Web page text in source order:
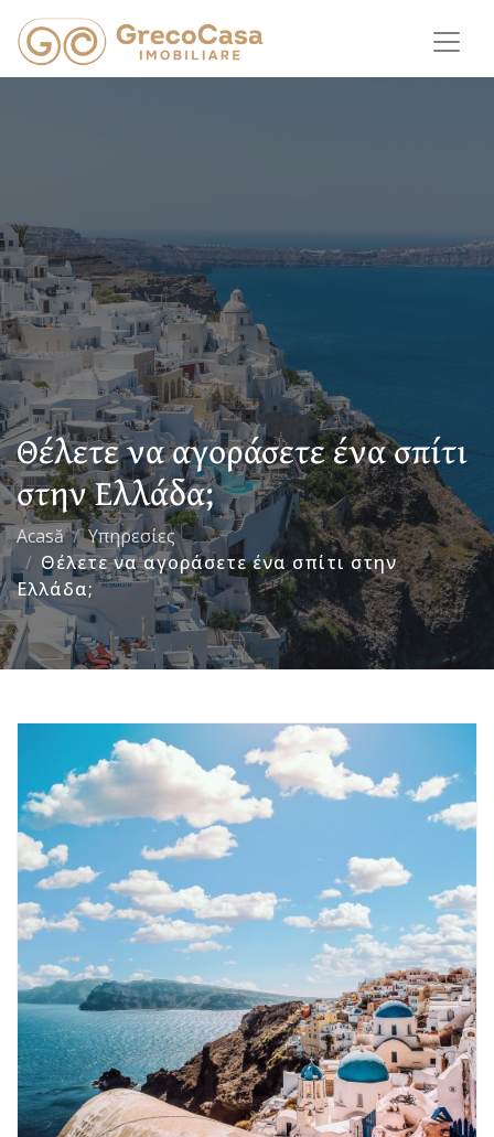
Θέλετε να αγοράσετε ένα σπίτι
στην Ελλάδα;
Acasă
Υπηρεσίες
Θέλετε να αγοράσετε ένα σπίτι στην
Ελλάδα;